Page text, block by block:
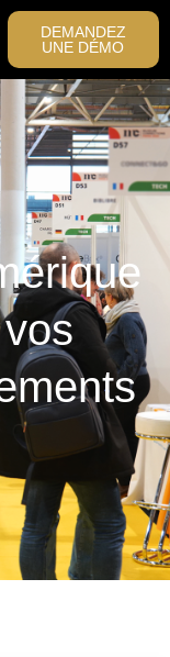
DEMANDEZ
UNE DÉMO